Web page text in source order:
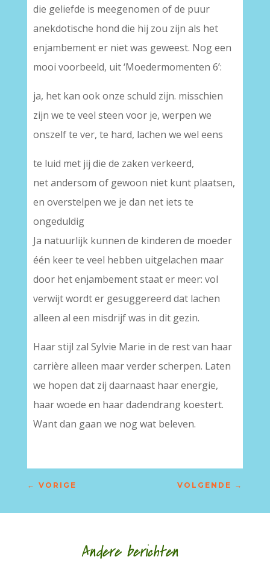
die geliefde is meegenomen of de puur
anekdotische hond die hij zou zijn als het
enjambement er niet was geweest. Nog een
mooi voorbeeld, uit ‘Moedermomenten 6’:
ja, het kan ook onze schuld zijn. misschien
zijn we te veel steen voor je, werpen we
onszelf te ver, te hard, lachen we wel eens
te luid met jij die de zaken verkeerd,
net andersom of gewoon niet kunt plaatsen,
en overstelpen we je dan net iets te
ongeduldig
Ja natuurlijk kunnen de kinderen de moeder
één keer te veel hebben uitgelachen maar
door het enjambement staat er meer: vol
verwijt wordt er gesuggereerd dat lachen
alleen al een misdrijf was in dit gezin.
Haar stijl zal Sylvie Marie in de rest van haar
carrière alleen maar verder scherpen. Laten
we hopen dat zij daarnaast haar energie,
haar woede en haar dadendrang koestert.
Want dan gaan we nog wat beleven.
← VORIGE VOLGENDE →
Andere berichten